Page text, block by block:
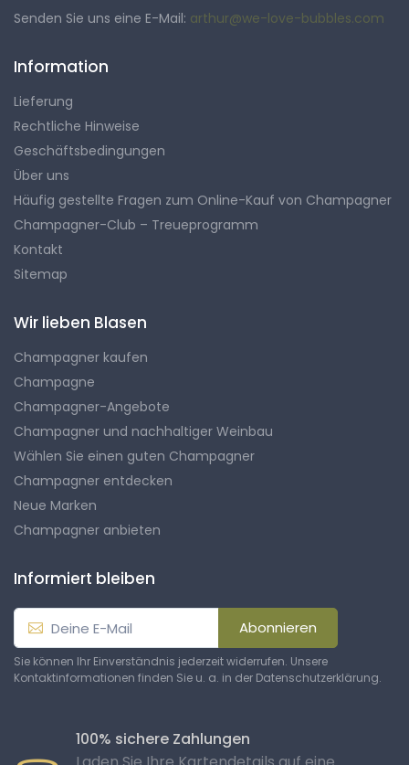
Senden Sie uns eine E-Mail: arthur@we-love-bubbles.com
Information
Lieferung
Rechtliche Hinweise
Geschäftsbedingungen
Über uns
Häufig gestellte Fragen zum Online-Kauf von Champagner
Champagner-Club – Treueprogramm
Kontakt
Sitemap
Wir lieben Blasen
Champagner kaufen
Champagne
Champagner-Angebote
Champagner und nachhaltiger Weinbau
Wählen Sie einen guten Champagner
Champagner entdecken
Neue Marken
Champagner anbieten
Informiert bleiben
Abonnieren
Sie können Ihr Einverständnis jederzeit widerrufen. Unsere
Kontaktinformationen finden Sie u. a. in der Datenschutzerklärung.
100% sichere Zahlungen